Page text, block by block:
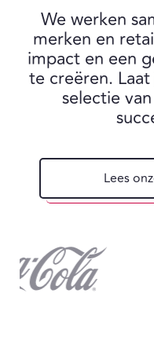
We werken
merken en
impact en een
te creëren.
selectie
Lees